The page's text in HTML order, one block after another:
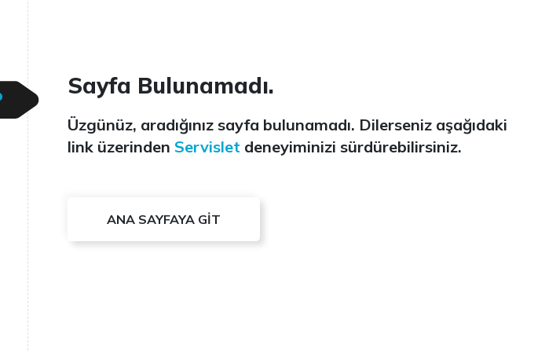
Sayfa Bulunamadı.
Üzgünüz, aradığınız sayfa bulunamadı. Dilerseniz aşağıdaki
link üzerinden Servislet deneyiminizi sürdürebilirsiniz.
ANA SAYFAYA GİT